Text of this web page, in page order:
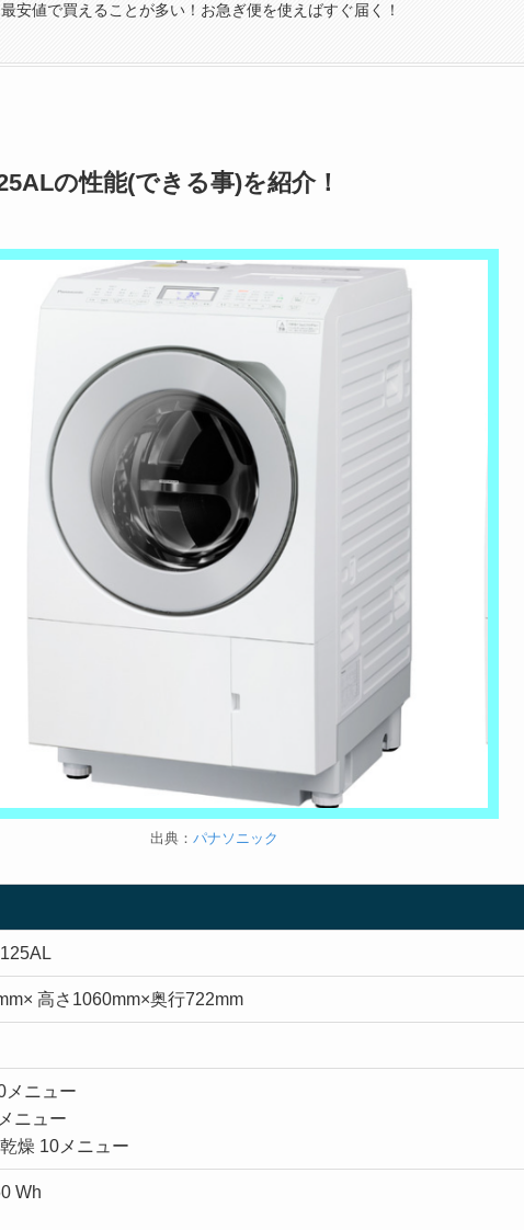
安値で買えることが多い！お急ぎ便を使えばすぐ届く！
の性能(できる事)を紹介！
出典： パナソニック
高さ1060mm×奥行722mm
メニュー
ニュー
燥 10メニュー
Wh